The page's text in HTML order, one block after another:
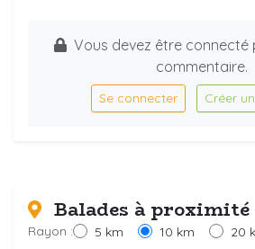
Vous devez être connecté
commentaire.
Se connecter Créer
Balades à proximité
Rayon : 5 km 10 km 20